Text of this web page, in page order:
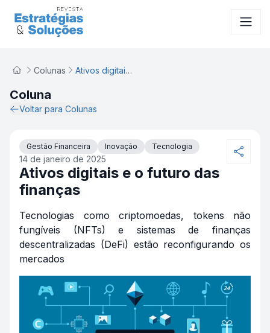
Ativos digitais e o futuro das finanças
Colunas Ativos digitais e o futuro das finanças
Coluna
Voltar para Colunas
Gestão Financeira Inovação Tecnologia
14 de janeiro de 2025
Ativos digitais e o futuro das
finanças
Tecnologias como criptomoedas, tokens não
fungíveis (NFTs) e sistemas de finanças
descentralizadas (DeFi) estão reconfigurando os
mercados